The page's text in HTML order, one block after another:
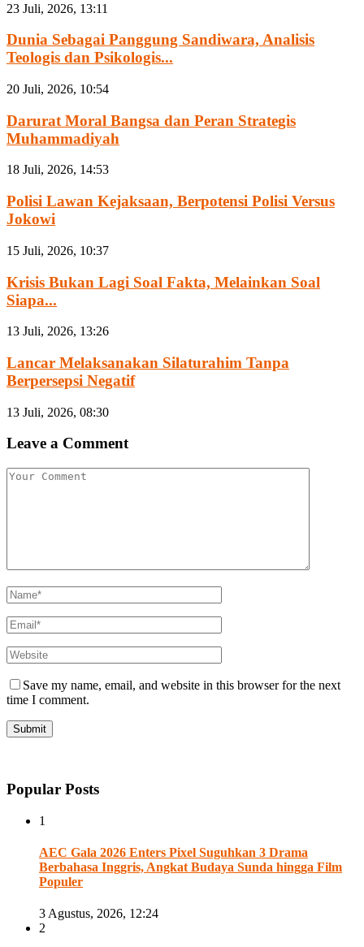
23 Juli, 2026, 13:11
Dunia Sebagai Panggung Sandiwara, Analisis
Teologis dan Psikologis...
20 Juli, 2026, 10:54
Darurat Moral Bangsa dan Peran Strategis
Muhammadiyah
18 Juli, 2026, 14:53
Polisi Lawan Kejaksaan, Berpotensi Polisi Versus
Jokowi
15 Juli, 2026, 10:37
Krisis Bukan Lagi Soal Fakta, Melainkan Soal
Siapa...
13 Juli, 2026, 13:26
Lancar Melaksanakan Silaturahim Tanpa
Berpersepsi Negatif
13 Juli, 2026, 08:30
Leave a Comment
Save my name, email, and website in this browser for the next
time I comment.
Popular Posts
1
AEC Gala 2026 Enters Pixel Suguhkan 3 Drama
Berbahasa Inggris, Angkat Budaya Sunda hingga Film
Populer
3 Agustus, 2026, 12:24
2